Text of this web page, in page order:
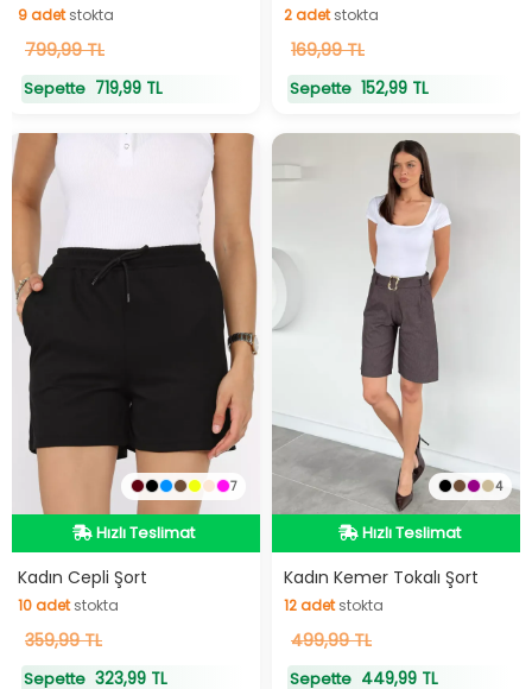
9adetstokta
9adetstokta
799,99 TL
Sepette 719,99 TL
2adetstokta
2adetstokta
169,99 TL
Sepette 152,99 TL
7
Hızlı Teslimat
Hızlı Teslimat
Kadın Cepli Şort
10adetstokta
10adetstokta
359,99 TL
Sepette 323,99 TL
4
Hızlı Teslimat
Hızlı Teslimat
Kadın Kemer Tokalı Şort
12adetstokta
12adetstokta
499,99 TL
Sepette 449,99 TL